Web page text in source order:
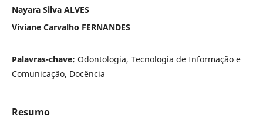
Nayara Silva ALVES
Viviane Carvalho FERNANDES
Palavras-chave: Odontologia, Tecnologia de Informação e
Comunicação, Docência
Resumo